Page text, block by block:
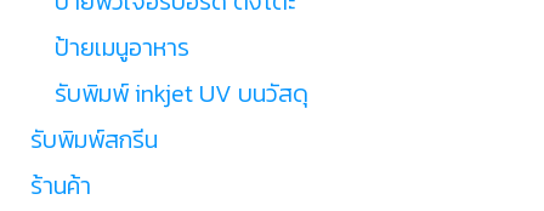
ป้ายเมนูอาหาร
รับพิมพ์ inkjet UV บนวัสดุ
รับพิมพ์สกรีน
ร้านค้า